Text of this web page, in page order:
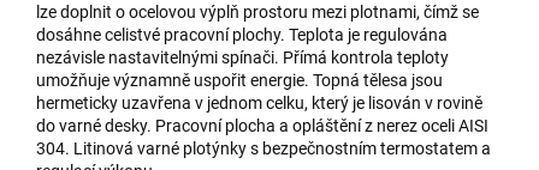
lze doplnit o ocelovou výplň prostoru mezi plotnami, čímž se
dosáhne celistvé pracovní plochy. Teplota je regulována
nezávisle nastavitelnými spínači. Přímá kontrola teploty
umožňuje významně uspořit energie. Topná tělesa jsou
hermeticky uzavřena v jednom celku, který je lisován v rovině
do varné desky. Pracovní plocha a opláštění z nerez oceli AISI
304. Litinová varné plotýnky s bezpečnostním termostatem a